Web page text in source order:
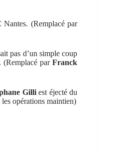
Nantes. (Remplacé par
pas d’un simple coup
par Franck
Gilliest éjecté du
les opérations maintien)